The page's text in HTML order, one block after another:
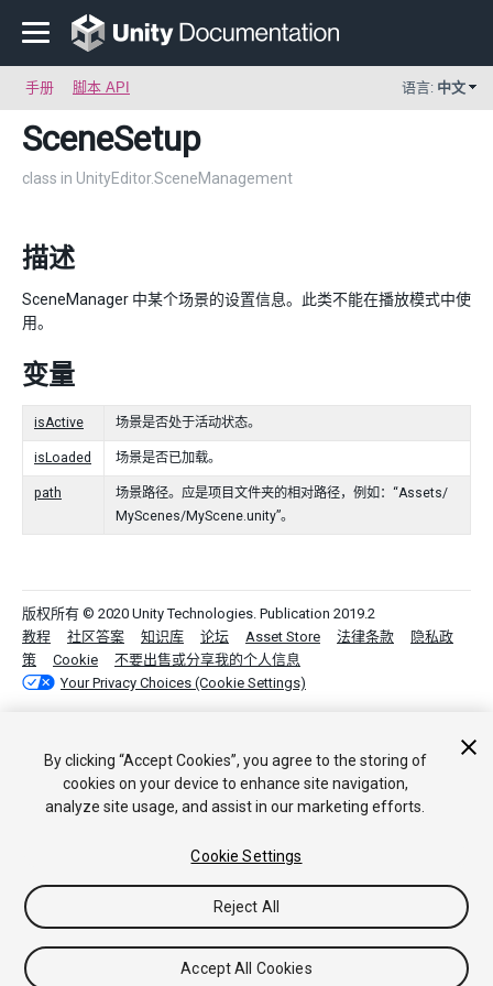
手册 脚本 API 语言: 中文
SceneSetup
class in UnityEditor.SceneManagement
描述
SceneManager 中某个场景的设置信息。此类不能在播放模式中使
用。
变量
isActive 场景是否处于活动状态。
isLoaded 场景是否已加载。
path
场景路径。应是项目文件夹的相对路径，例如：“Assets/
MyScenes/MyScene.unity”。
版权所有 © 2020 Unity Technologies. Publication 2019.2
教程
社区答案 知识库 论坛 Asset Store 法律条款
隐私政
策
Cookie
不要出售或分享我的个人信息
Your Privacy Choices (Cookie Settings)
By clicking “Accept Cookies”, you agree to the storing of
cookies on your device to enhance site navigation,
analyze site usage, and assist in our marketing efforts.
Cookie Settings
Reject All
Accept All Cookies